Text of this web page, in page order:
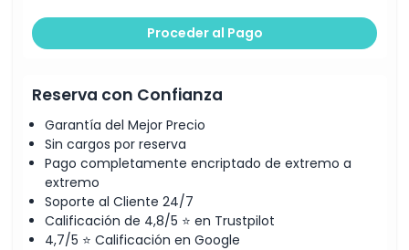
Proceder al Pago
Reserva con Confianza
Garantía del Mejor Precio
Sin cargos por reserva
Pago completamente encriptado de extremo a
extremo
Soporte al Cliente 24/7
Calificación de 4,8/5 ⭐ en Trustpilot
4,7/5 ⭐ Calificación en Google